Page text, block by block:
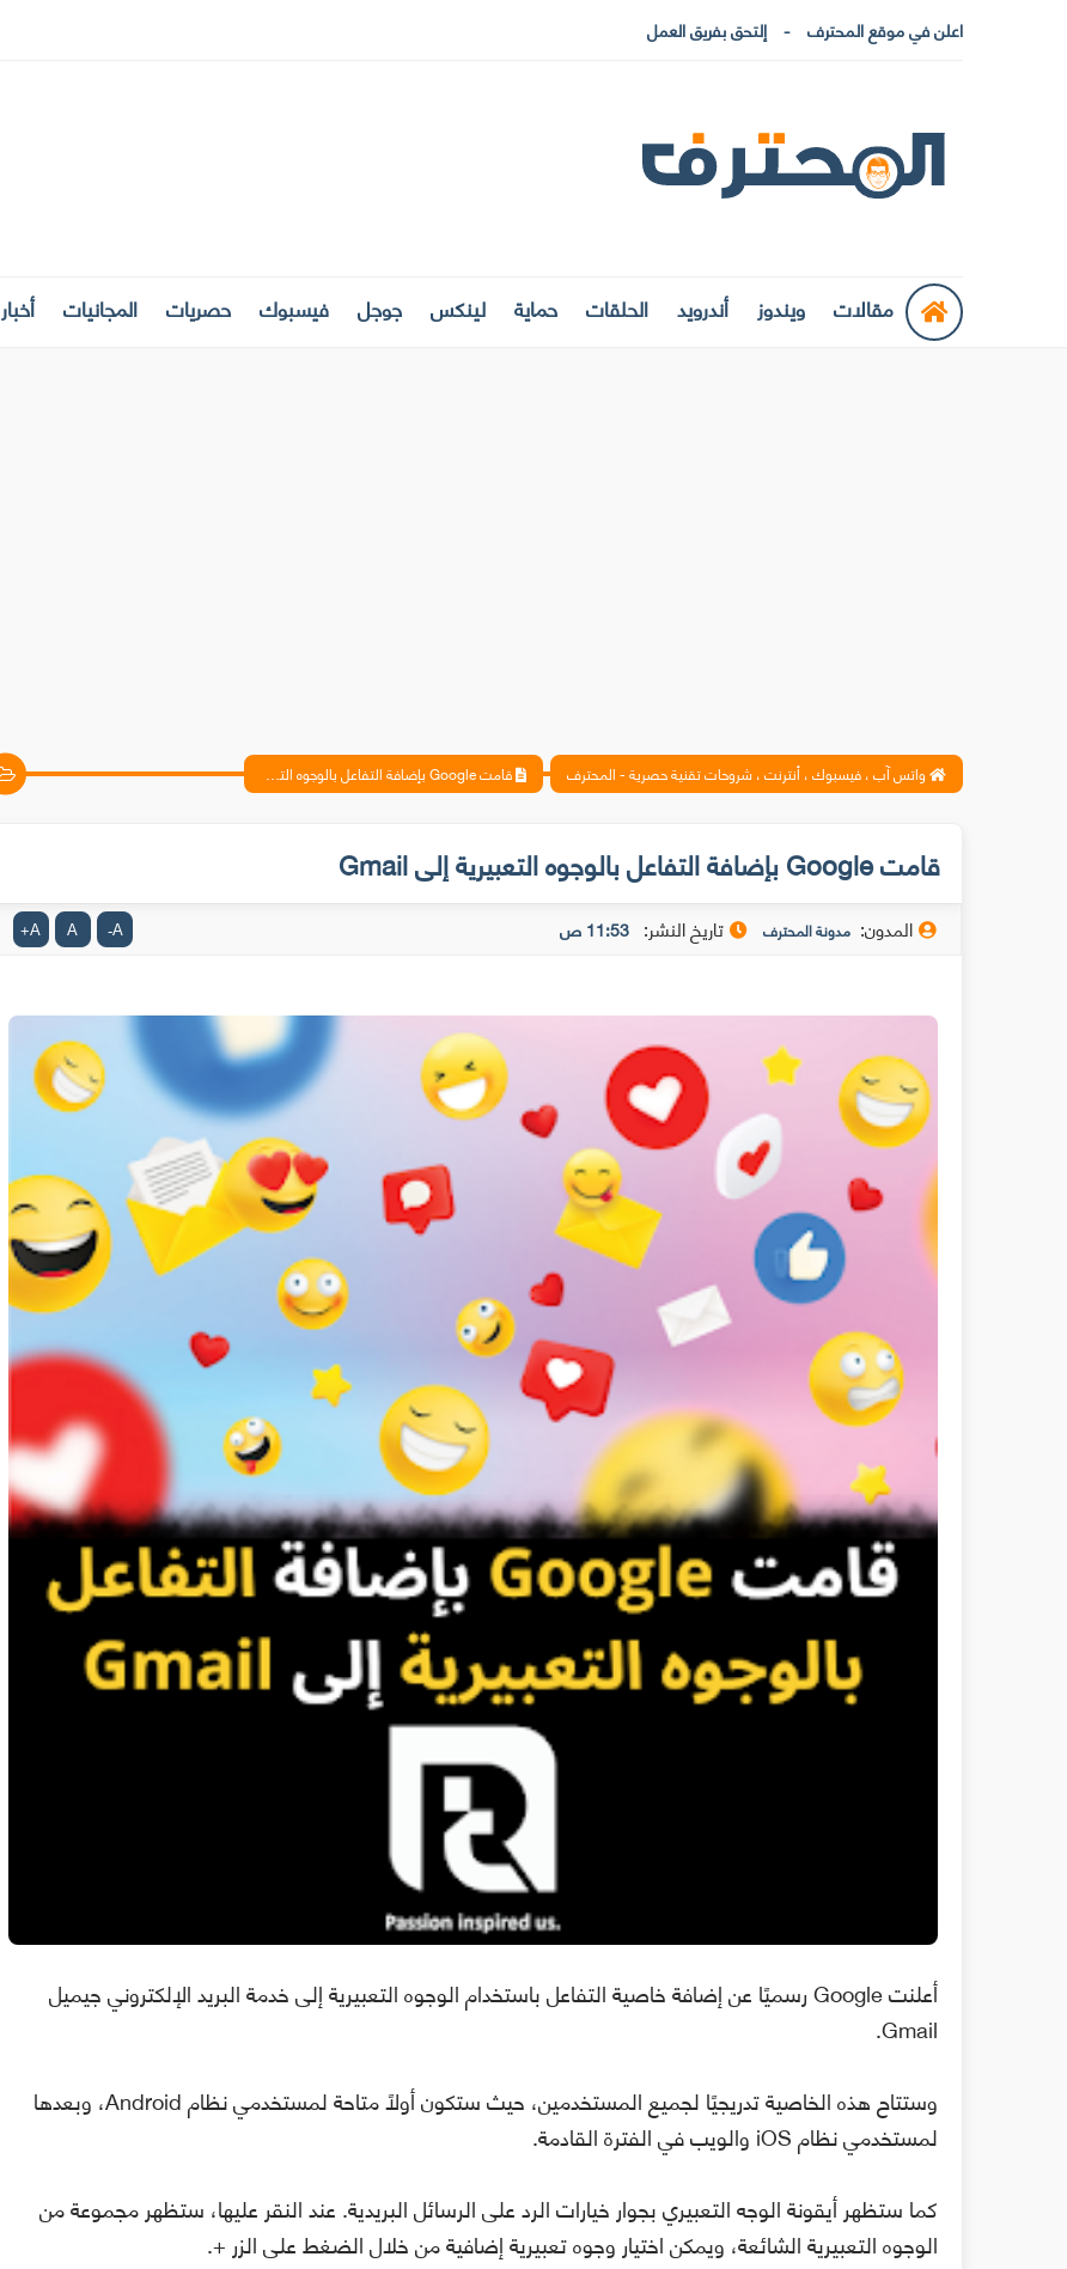
اعلن في موقع المحترف إلتحق بفريق العمل
مقالات ويندوز أندرويد الحلقات حماية لينكس جوجل فيسبوك حصريات المجانيات أخبار
واتس آب ، فيسبوك ، أنترنت ، شروحات تقنية حصرية - المحترف قامت Google بإضافة التفاعل بالوجوه التعبيرية إلى Gmail
قامت Google بإضافة التفاعل بالوجوه التعبيرية إلى Gmail
المدون: مدونة المحترف تاريخ النشر: 11:53 ص A
-
A
A
+
أعلنت Google رسميًا عن إضافة خاصية التفاعل باستخدام الوجوه التعبيرية إلى خدمة البريد الإلكتروني جيميل
Gmail.
وستتاح هذه الخاصية تدريجيًا لجميع المستخدمين، حيث ستكون أولاً متاحة لمستخدمي نظام Android، وبعدها
لمستخدمي نظام iOS والويب في الفترة القادمة.
كما ستظهر أيقونة الوجه التعبيري بجوار خيارات الرد على الرسائل البريدية. عند النقر عليها، ستظهر مجموعة من
الوجوه التعبيرية الشائعة، ويمكن اختيار وجوه تعبيرية إضافية من خلال الضغط على الزر +.